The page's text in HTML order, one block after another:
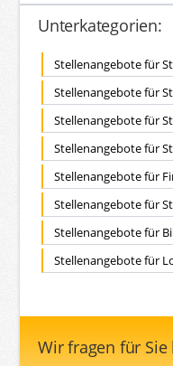
Unterkategorien:
Stellenangebote für
Stellenangebote für
Stellenangebote für
Stellenangebote für
Stellenangebote für
Stellenangebote für
Stellenangebote für
Stellenangebote für
Wir fragen für